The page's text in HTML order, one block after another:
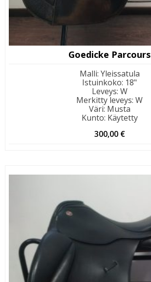
Goedicke Parcours
Malli: Yleissatula
Istuinkoko: 18"
Leveys: W
Merkitty leveys: W
Väri: Musta
Kunto: Käytetty
300,00 €